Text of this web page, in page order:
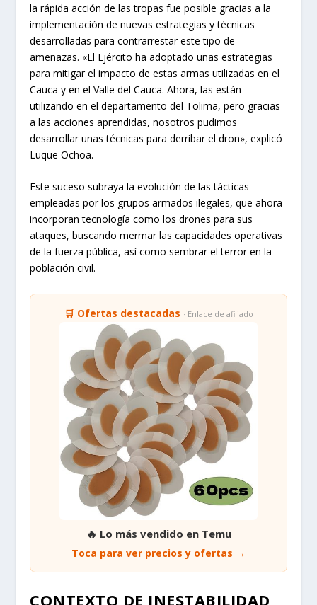
la rápida acción de las tropas fue posible gracias a la
implementación de nuevas estrategias y técnicas
desarrolladas para contrarrestar este tipo de
amenazas. «El Ejército ha adoptado unas estrategias
para mitigar el impacto de estas armas utilizadas en el
Cauca y en el Valle del Cauca. Ahora, las están
utilizando en el departamento del Tolima, pero gracias
a las acciones aprendidas, nosotros pudimos
desarrollar unas técnicas para derribar el dron», explicó
Luque Ochoa.
Este suceso subraya la evolución de las tácticas
empleadas por los grupos armados ilegales, que ahora
incorporan tecnología como los drones para sus
ataques, buscando mermar las capacidades operativas
de la fuerza pública, así como sembrar el terror en la
población civil.
🛒 Ofertas destacadas · Enlace de afiliado
🔥 Lo más vendido en Temu
Toca para ver precios y ofertas →
CONTEXTO DE INESTABILIDAD